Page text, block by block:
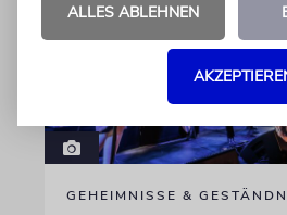
GEHEIMNISSE &
ALLES ABLEHNEN